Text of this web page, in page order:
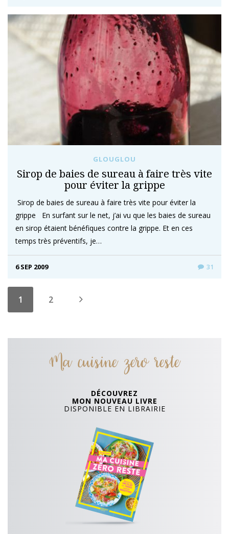
GLOUGLOU
Sirop de baies de sureau à faire très vite
pour éviter la grippe
Sirop de baies de sureau à faire très vite pour éviter la
grippe En surfant sur le net, j’ai vu que les baies de sureau
en sirop étaient bénéfiques contre la grippe. Et en ces
temps très préventifs, je…
6 SEP 2009 31
1 2
Ma cuisine zero reste
DÉCOUVREZ
MON NOUVEAU LIVRE
DISPONIBLE EN LIBRAIRIE